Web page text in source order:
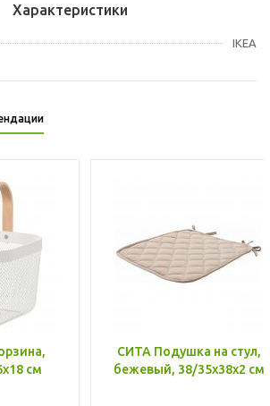
Характеристики
IKEA
см
СИТА Подушка на стул,
бежевый, 38/35x38x2 см